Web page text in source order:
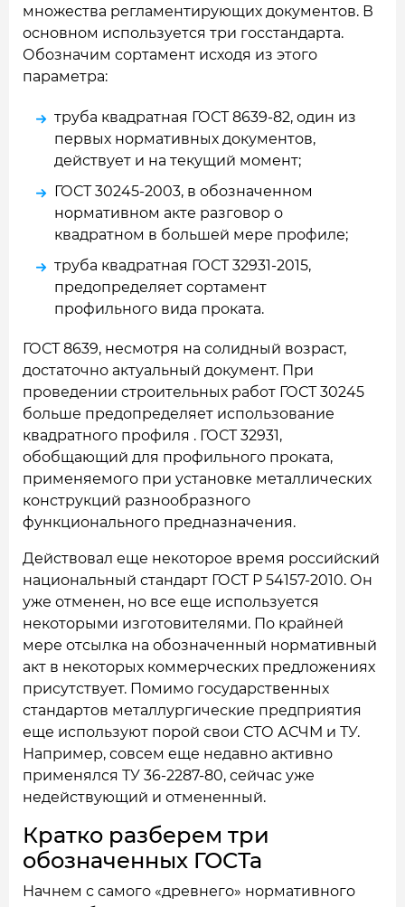
множества регламентирующих документов. В
основном используется три госстандарта.
Обозначим сортамент исходя из этого
параметра:
труба квадратная ГОСТ 8639-82, один из
первых нормативных документов,
действует и на текущий момент;
ГОСТ 30245-2003, в обозначенном
нормативном акте разговор о
квадратном в большей мере профиле;
труба квадратная ГОСТ 32931-2015,
предопределяет сортамент
профильного вида проката.
ГОСТ 8639, несмотря на солидный возраст,
достаточно актуальный документ. При
проведении строительных работ ГОСТ 30245
больше предопределяет использование
квадратного профиля . ГОСТ 32931,
обобщающий для профильного проката,
применяемого при установке металлических
конструкций разнообразного
функционального предназначения.
Действовал еще некоторое время российский
национальный стандарт ГОСТ Р 54157-2010. Он
уже отменен, но все еще используется
некоторыми изготовителями. По крайней
мере отсылка на обозначенный нормативный
акт в некоторых коммерческих предложениях
присутствует. Помимо государственных
стандартов металлургические предприятия
еще используют порой свои СТО АСЧМ и ТУ.
Например, совсем еще недавно активно
применялся ТУ 36-2287-80, сейчас уже
недействующий и отмененный.
Кратко разберем три
обозначенных ГОСТа
Начнем с самого «древнего» нормативного